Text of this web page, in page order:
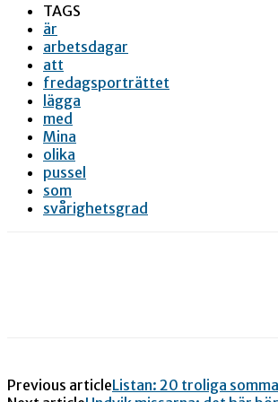
TAGS
är
arbetsdagar
att
fredagsporträttet
lägga
med
Mina
olika
pussel
som
svårighetsgrad
Previous articleListan: 20 troliga